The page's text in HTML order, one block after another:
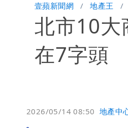
陳時中給沈伯
壹蘋新聞網 地產王
北市10
在7字頭
2026/05/14 08:50 地產中